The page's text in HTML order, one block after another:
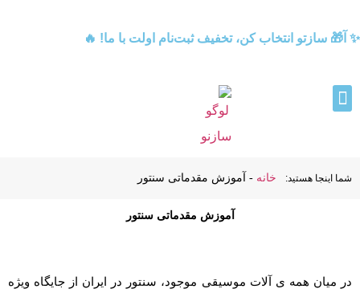
✨ آ🎁 سازتو انتخاب کن، تخفیف ثبت‌نام اولت با ما! 🔥
شما اینجا هستید: خانه - آموزش مقدماتی سنتور
آموزش مقدماتی سنتور
در میان همه ی آلات موسیقی موجود، سنتور در ایران از جایگاه ویژه